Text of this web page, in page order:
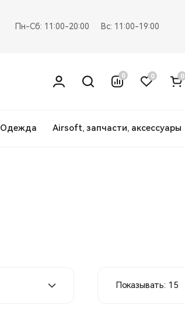
Пн-Сб: 11:00-20:00 Вс: 11:00-19:00
0 0 0
Одежда Airsoft, запчасти, аксессуары
Показывать: 15